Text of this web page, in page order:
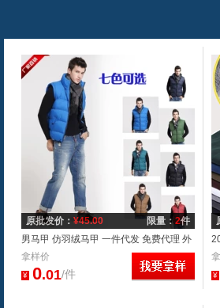
原批发价： ¥45.00 限量：2件
男马甲 仿羽绒马甲 一件代发 免费代理 外
贸男装 大码男装 马甲
拿样价
¥ 0.01/件 ¥